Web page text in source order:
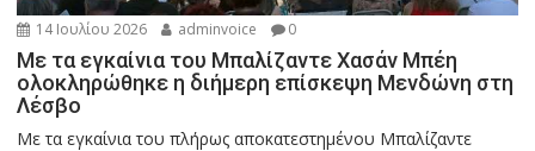
14 Ιουλίου 2026 adminvoice 0
Με τα εγκαίνια του Μπαλίζαντε Χασάν Μπέη
ολοκληρώθηκε η διήμερη επίσκεψη Μενδώνη στη
Λέσβο
Με τα εγκαίνια του πλήρως αποκατεστημένου Μπαλίζαντε